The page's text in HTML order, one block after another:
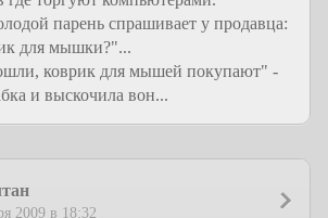
парень спрашивает у продавца:
для мышки?"...
коврик для мышей покупают" -
и выскочила вон...
2009 в 18:32